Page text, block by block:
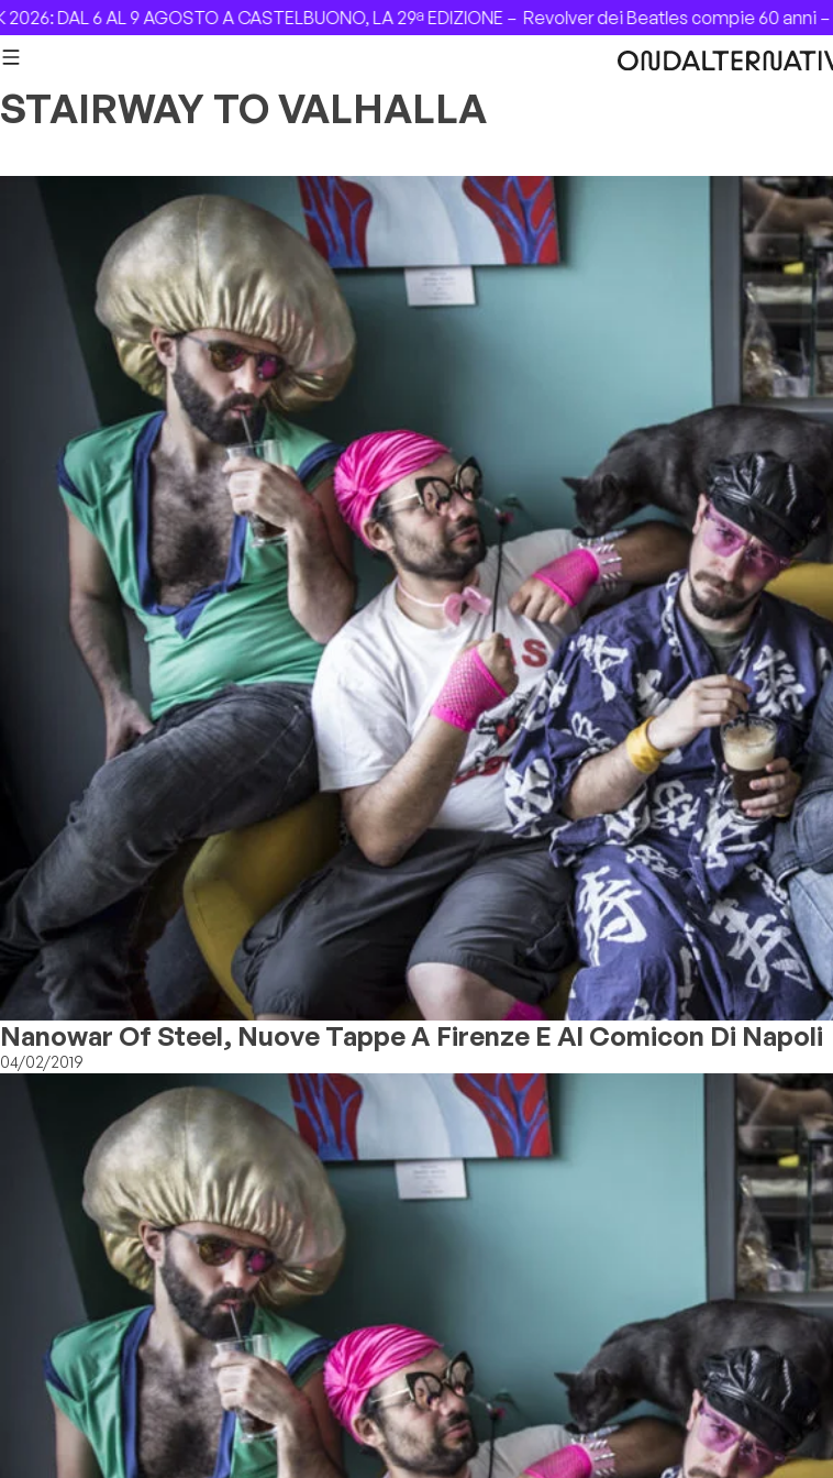
Skip to content
6 AL 9 AGOSTO A CASTELBUONO, LA 29ª EDIZIONE –Revolver dei Beatles compie 60 anni –THE
STAIRWAY TO VALHALLA
Nanowar Of Steel, Nuove Tappe A Firenze E Al Comicon Di Napoli
04/02/2019